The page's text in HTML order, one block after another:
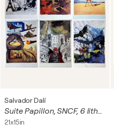
Salvador Dalí
Suite Papillon, SNCF, 6 lithographies signées
21x15in